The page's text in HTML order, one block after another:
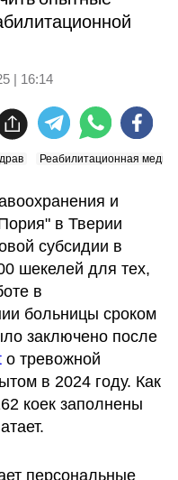
| 16:14
Реабилитационная
и
в Тверии
субсидии в
шекелей для тех,
в
больницы сроком
на пять лет. Соглашение было заключено после
о тревожной
в 2024 году. Как
коек заполнены
персональные